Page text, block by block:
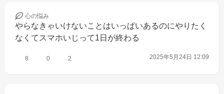
心の悩み
やらなきゃいけないことはいっぱいあるのにやりたく
なくてスマホいじって1日が終わる
8 0 2 2025年5月24日 12:09